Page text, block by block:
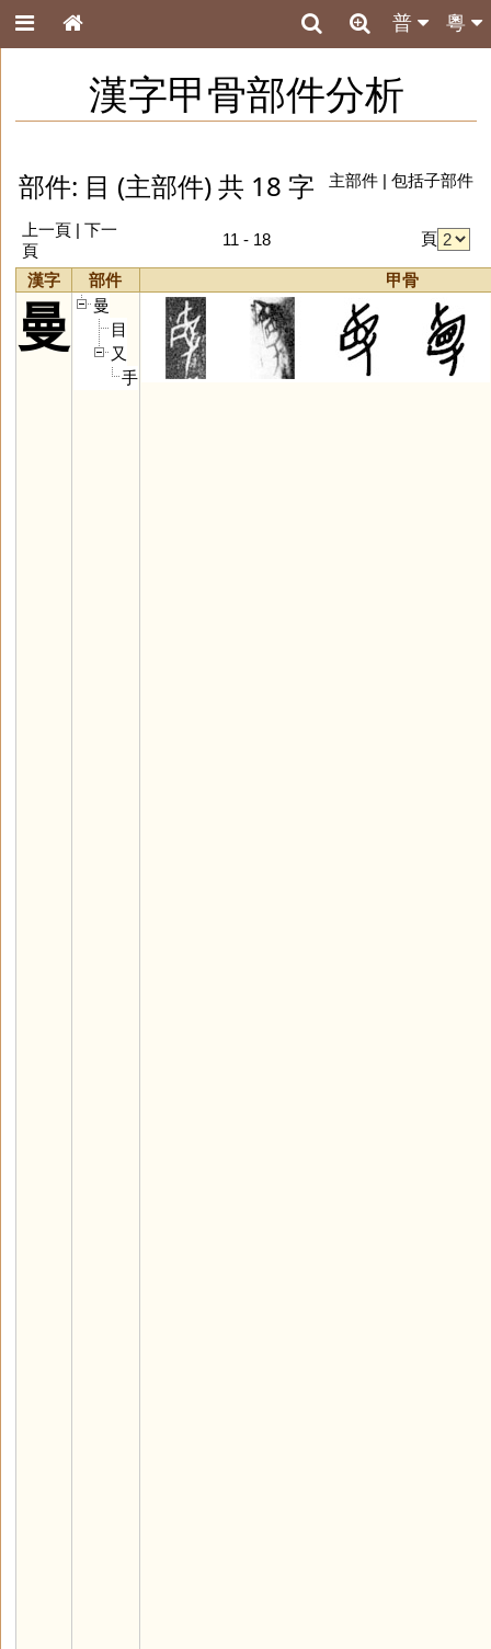
粵
普
漢字甲骨部件分析
部件: 目 (主部件) 共 18 字 主部件| 包括子部件
上一頁| 下一
頁
11 - 18 頁
漢字 部件 甲骨
曼
曼
目
又
手